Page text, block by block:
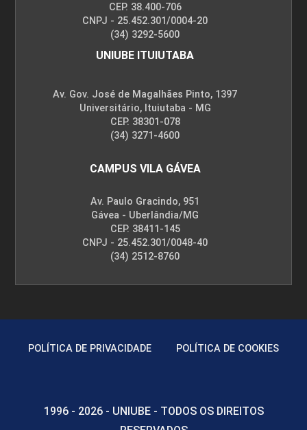
CEP. 38.400-706
CNPJ - 25.452.301/0004-20
(34) 3292-5600
UNIUBE ITUIUTABA
Av. Gov. José de Magalhães Pinto, 1397
Universitário, Ituiutaba - MG
CEP. 38301-078
(34) 3271-4600
CAMPUS VILA GÁVEA
Av. Paulo Gracindo, 951
Gávea - Uberlândia/MG
CEP. 38411-145
CNPJ - 25.452.301/0048-40
(34) 2512-8760
POLÍTICA DE PRIVACIDADE POLÍTICA DE COOKIES
1996 - 2026 - UNIUBE - TODOS OS DIREITOS